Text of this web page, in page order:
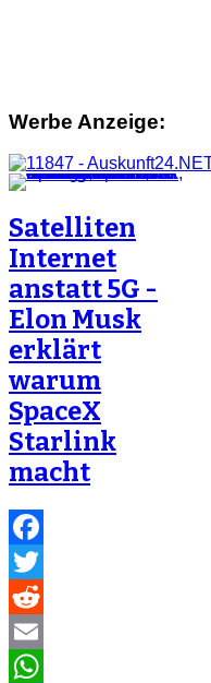
Werbe Anzeige:
Satelliten
Internet
anstatt 5G -
Elon Musk
erklärt
warum
SpaceX
Starlink
macht
Facebook
Twitter
Reddit
Email